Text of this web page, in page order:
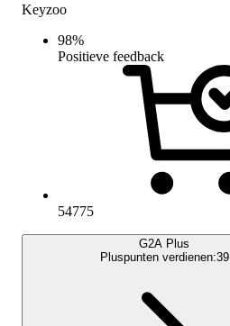
Keyzoo
98%
Positieve feedback
54775
G2A Plus
Pluspunten verdienen:39